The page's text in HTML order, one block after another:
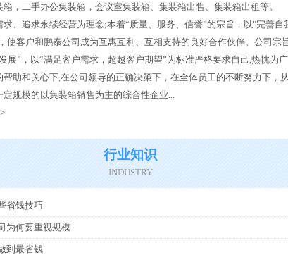
，二手办公集装箱，会议室集装箱、集装箱出售、集装箱出租等。
求、追求永续经营为理念;本着“质量、服务、信誉”的宗旨，以"完善自
使客户和鹏泰公司成为互惠互利、互相支持的良好合作伙伴。公司宗
展”，以“满足客户需求，超越客户期望”为标准严格要求自己,热忱为
帮助和关心下,在公司领导的正确决策下，在全体员工的不断努力下，
规模的以集装箱销售为主的综合性企业...
行业知识
INDUSTRY
省钱技巧
为何要重视规模
到最省钱